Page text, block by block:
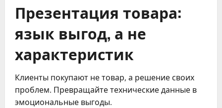
Презентация товара:
язык выгод, а не
характеристик
Клиенты покупают не товар, а решение своих
проблем. Превращайте технические данные в
эмоциональные выгоды.